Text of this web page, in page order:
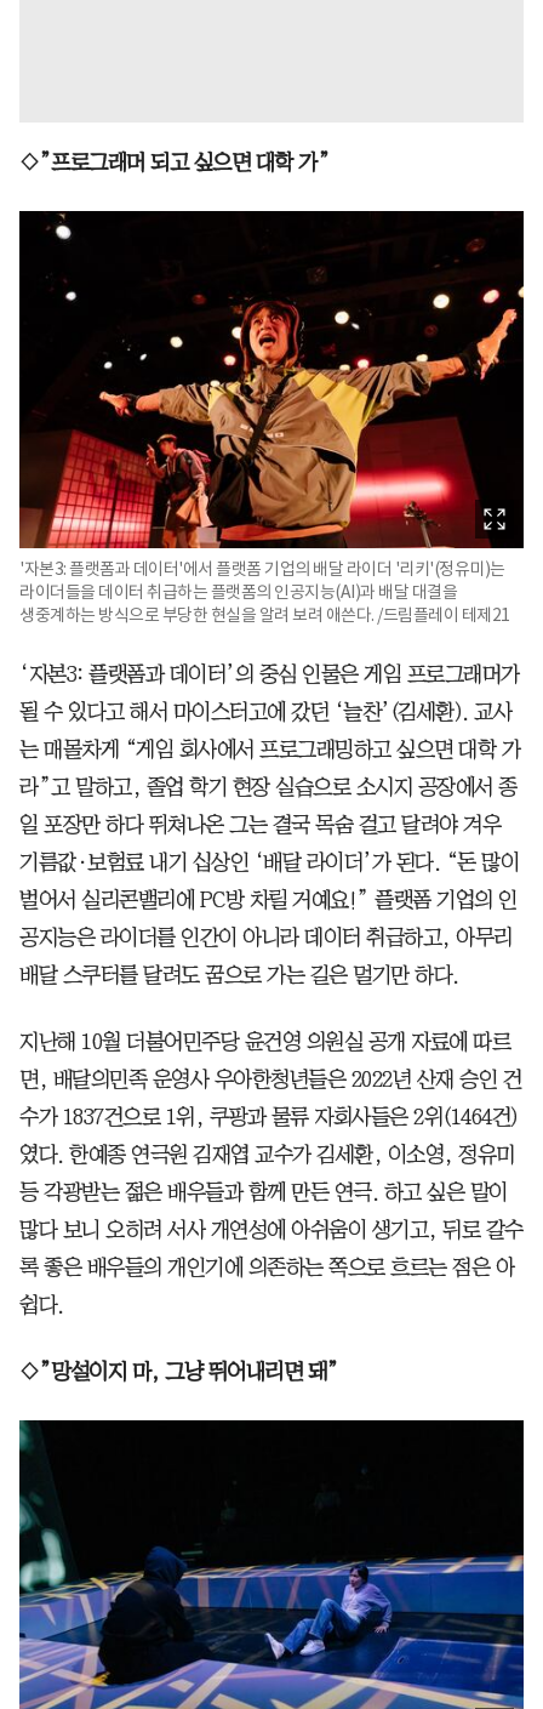
◇”프로그래머 되고 싶으면 대학 가”
'자본3: 플랫폼과 데이터'에서 플랫폼 기업의 배달 라이더 '리키'(정유미)는
라이더들을 데이터 취급하는 플랫폼의 인공지능(AI)과 배달 대결을
생중계하는 방식으로 부당한 현실을 알려 보려 애쓴다. /드림플레이 테제21
‘자본3: 플랫폼과 데이터’의 중심 인물은 게임 프로그래머가
될 수 있다고 해서 마이스터고에 갔던 ‘늘찬’(김세환). 교사
는 매몰차게 “게임 회사에서 프로그래밍하고 싶으면 대학 가
라”고 말하고, 졸업 학기 현장 실습으로 소시지 공장에서 종
일 포장만 하다 뛰쳐나온 그는 결국 목숨 걸고 달려야 겨우
기름값·보험료 내기 십상인 ‘배달 라이더’가 된다. “돈 많이
벌어서 실리콘밸리에 PC방 차릴 거예요!” 플랫폼 기업의 인
공지능은 라이더를 인간이 아니라 데이터 취급하고, 아무리
배달 스쿠터를 달려도 꿈으로 가는 길은 멀기만 하다.
지난해 10월 더불어민주당 윤건영 의원실 공개 자료에 따르
면, 배달의민족 운영사 우아한청년들은 2022년 산재 승인 건
수가 1837건으로 1위, 쿠팡과 물류 자회사들은 2위(1464건)
였다. 한예종 연극원 김재엽 교수가 김세환, 이소영, 정유미
등 각광받는 젊은 배우들과 함께 만든 연극. 하고 싶은 말이
많다 보니 오히려 서사 개연성에 아쉬움이 생기고, 뒤로 갈수
록 좋은 배우들의 개인기에 의존하는 쪽으로 흐르는 점은 아
쉽다.
◇”망설이지 마, 그냥 뛰어내리면 돼”